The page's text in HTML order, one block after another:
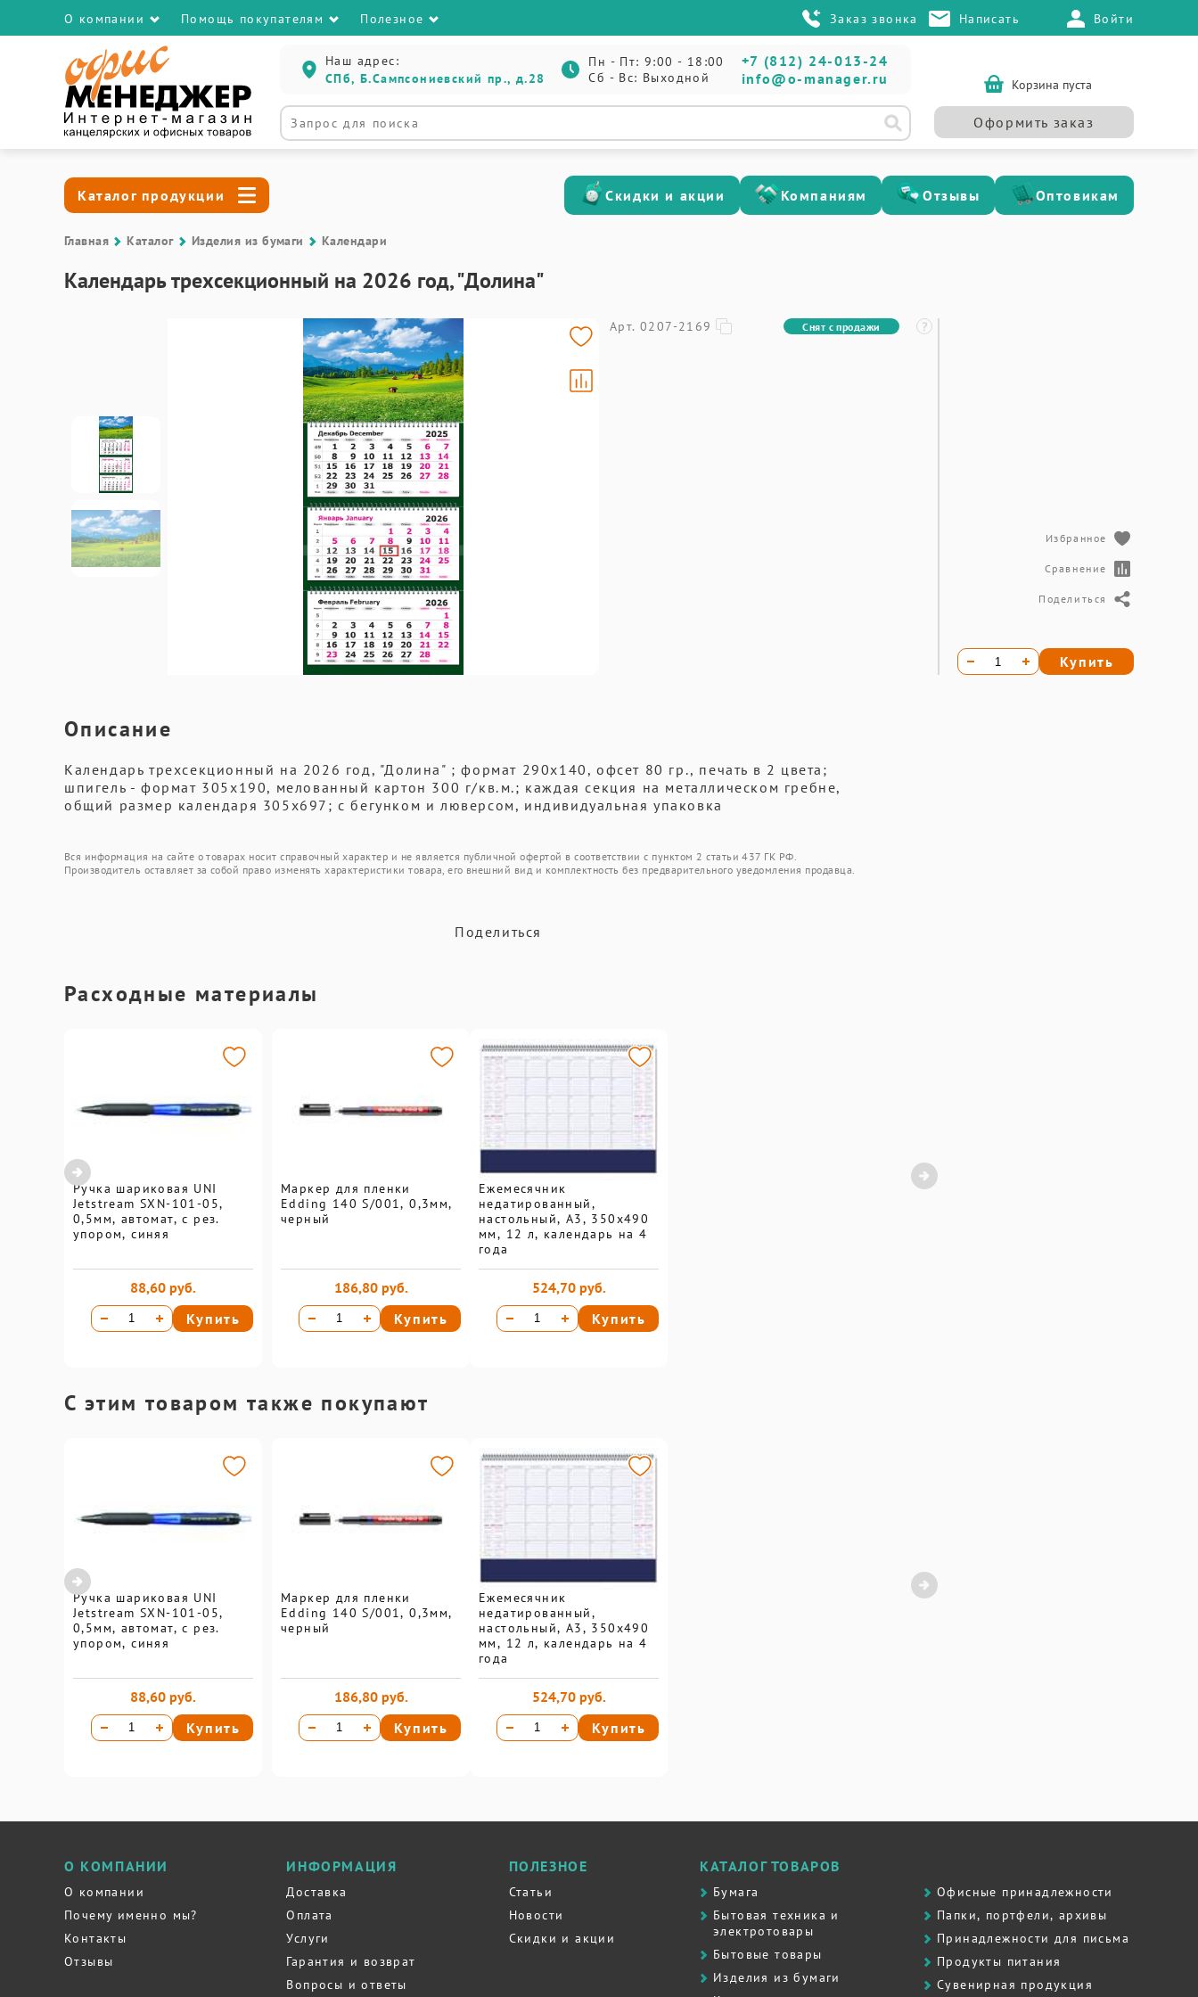
О компании Помощь покупателям Полезное Заказ звонка Написать Войти
Наш адрес:
СПб, Б.Сампсониевский пр., д.28
Пн - Пт: 9:00 - 18:00
Сб - Вс: Выходной
+7 (812) 24-013-24
info@o-manager.ru
Корзина пуста
Оформить заказ
Каталог продукции Скидки и акции Компаниям Отзывы Оптовикам
Главная Каталог Изделия из бумаги Календари
Календарь трехсекционный на 2026 год, "Долина"
Арт. 0207-2169 Снят с продажи
Описание
Календарь трехсекционный на 2026 год, "Долина" ; формат 290х140, офсет 80 гр., печать в 2 цвета;
шпигель - формат 305х190, мелованный картон 300 г/кв.м.; каждая секция на металлическом гребне,
общий размер календаря 305х697; с бегунком и люверсом, индивидуальная упаковка
Вся информация на сайте о товарах носит справочный характер и не является публичной офертой в соответствии с пунктом 2 статьи 437 ГК РФ.
Производитель оставляет за собой право изменять характеристики товара, его внешний вид и комплектность без предварительного уведомления продавца.
Поделиться
Расходные материалы
Ручка шариковая UNI
Jetstream SXN-101-05,
0,5мм, автомат, с рез.
упором, синяя
88,60 руб.
Купить
Маркер для пленки
Edding 140 S/001, 0,3мм,
черный
186,80 руб.
Купить
Ежемесячник
недатированный,
настольный, А3, 350х490
мм, 12 л, календарь на 4
года
524,70 руб.
Купить
С этим товаром также покупают
Ручка шариковая UNI
Jetstream SXN-101-05,
0,5мм, автомат, с рез.
упором, синяя
88,60 руб.
Купить
Маркер для пленки
Edding 140 S/001, 0,3мм,
черный
186,80 руб.
Купить
Ежемесячник
недатированный,
настольный, А3, 350х490
мм, 12 л, календарь на 4
года
524,70 руб.
Купить
Избранное
Сравнение
Поделиться
Купить
О КОМПАНИИ
О компании
Почему именно мы?
Контакты
Отзывы
ИНФОРМАЦИЯ
Доставка
Оплата
Услуги
Гарантия и возврат
Вопросы и ответы
ПОЛЕЗНОЕ
Статьи
Новости
Скидки и акции
КАТАЛОГ ТОВАРОВ
Бумага
Бытовая техника и
электротовары
Бытовые товары
Изделия из бумаги
Офисные принадлежности
Папки, портфели, архивы
Принадлежности для письма
Продукты питания
Сувенирная продукция